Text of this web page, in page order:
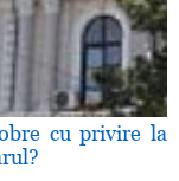
cu privire la